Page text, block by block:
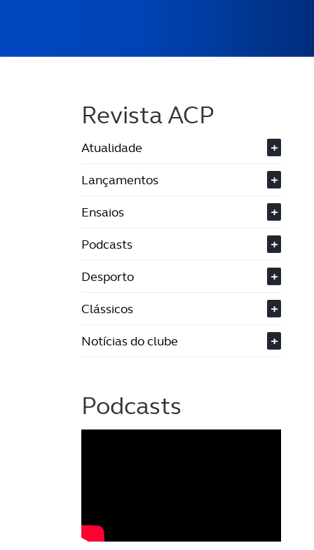
Revista ACP
Atualidade
+
Lançamentos
+
Ensaios
+
Podcasts
+
Desporto
+
Clássicos
+
Notícias do clube
+
Podcasts